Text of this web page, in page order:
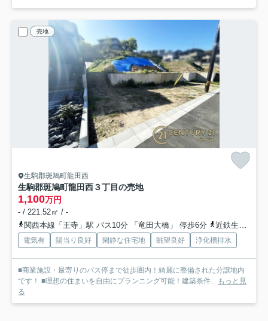
売地
生駒郡斑鳩町龍田西
生駒郡斑鳩町龍田西３丁目の売地
1,100万円
- / 221.52㎡ / -
関西本線「王寺」駅 バス10分 「竜田大橋」 停歩6分
近鉄生駒線「竜田川」駅 徒歩21分
電気有 陽当り良好 閑静な住宅地 眺望良好 浄化槽排水
■商業施設・最寄りのバス停まで徒歩圏内！綺麗に整備された分譲地内
です！ ■理想の住まいを自由にプランニング可能！建築条件... もっと見
る